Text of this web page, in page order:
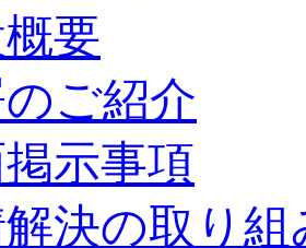
要
ご紹介
示事項
決の取り組